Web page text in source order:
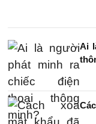
Ai